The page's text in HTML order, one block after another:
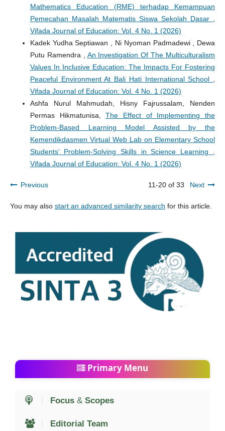
Mathematics Education (RME) terhadap Kemampuan
Pemecahan Masalah Matematis Siswa Sekolah Dasar ,
Vifada Journal of Education: Vol. 4 No. 1 (2026)
Kadek Yudha Septiawan , Ni Nyoman Padmadewi , Dewa
Putu Ramendra , An Investigation Of The Multiculturalism
Values In Inclusive Education: The Impacts For Fostering
Peaceful Environment At Bali Hati International School ,
Vifada Journal of Education: Vol. 4 No. 1 (2026)
Ashfa Nurul Mahmudah, Hisny Fajrussalam, Nenden
Permas Hikmatunisa,The Effect of Implementing the
Problem-Based Learning Model Assisted by the
Kemendikdasmen Virtual Web Lab on Elementary School
Students’ Problem-Solving Skills in Science Learning ,
Vifada Journal of Education: Vol. 4 No. 1 (2026)
Previous 11-20 of 33 Next
You may also start an advanced similarity search for this article.
Primary Menu
Focus & Scopes
Editorial Team